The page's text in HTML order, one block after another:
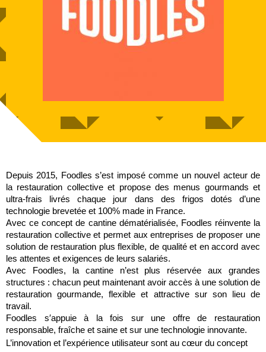
Depuis 2015, Foodles s’est imposé comme un nouvel acteur de
la restauration collective et propose des menus gourmands et
ultra-frais livrés chaque jour dans des frigos dotés d’une
technologie brevetée et 100% made in France.
Avec ce concept de cantine dématérialisée, Foodles réinvente la
restauration collective et permet aux entreprises de proposer une
solution de restauration plus flexible, de qualité et en accord avec
les attentes et exigences de leurs salariés.
Avec Foodles, la cantine n’est plus réservée aux grandes
structures : chacun peut maintenant avoir accès à une solution de
restauration gourmande, flexible et attractive sur son lieu de
travail.
Foodles s′appuie à la fois sur une offre de restauration
responsable, fraîche et saine et sur une technologie innovante.
L’innovation et l’expérience utilisateur sont au cœur du concept